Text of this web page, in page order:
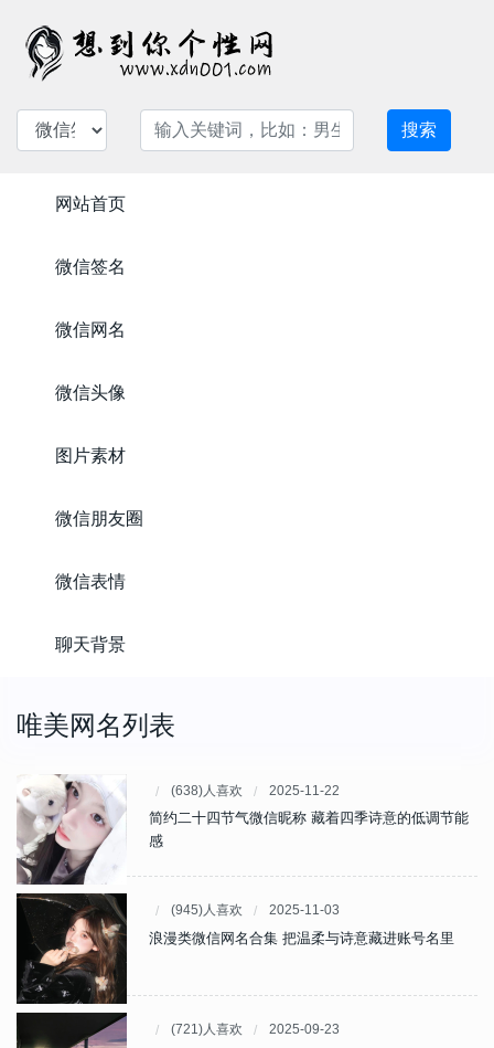
搜索
网站首页
微信签名
微信网名
微信头像
图片素材
微信朋友圈
微信表情
聊天背景
唯美网名列表
(638)人喜欢 2025-11-22
简约二十四节气微信昵称 藏着四季诗意的低调节能
感
(945)人喜欢 2025-11-03
浪漫类微信网名合集 把温柔与诗意藏进账号名里
(721)人喜欢 2025-09-23